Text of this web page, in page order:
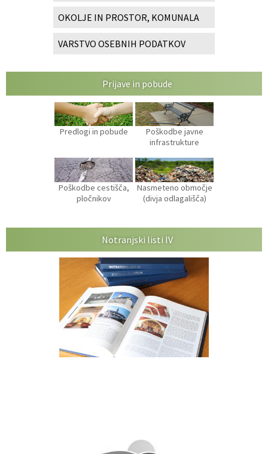
OKOLJE IN PROSTOR, KOMUNALA
VARSTVO OSEBNIH PODATKOV
Prijave in pobude
Predlogi in pobude
Poškodbe javne
infrastrukture
Poškodbe cestišča,
pločnikov
Nasmeteno območje
(divja odlagališča)
Notranjski listi IV